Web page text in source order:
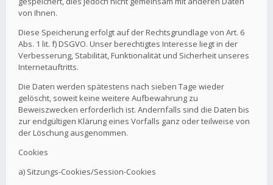
von Ihnen.
Diese Speicherung erfolgt auf der Rechtsgrundlage von Art. 6
Abs. 1 lit. f) DSGVO. Unser berechtigtes Interesse liegt in der
Verbesserung, Stabilität, Funktionalität und Sicherheit unseres
Internetauftritts.
Die Daten werden spätestens nach sieben Tage wieder
gelöscht, soweit keine weitere Aufbewahrung zu
Beweiszwecken erforderlich ist. Andernfalls sind die Daten bis
zur endgültigen Klärung eines Vorfalls ganz oder teilweise von
der Löschung ausgenommen.
Cookies
a) Sitzungs-Cookies/Session-Cookies